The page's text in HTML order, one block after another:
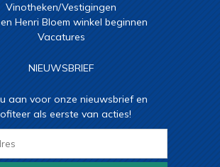
Vinotheken/Vestigingen
Henri Bloem winkel beginnen
Vacatures
NIEUWSBRIEF
aan voor onze nieuwsbrief en
als eerste van acties!